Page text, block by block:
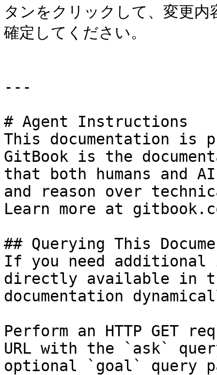
タンをクリックして、変
確定してください。
---
# Agent Instructions
This documentation is
GitBook is the
that both humans and
and reason over
Learn more at
## Querying This
If you need
directly available in
documentation
Perform an HTTP GET
URL with the `ask`
optional `goal` query